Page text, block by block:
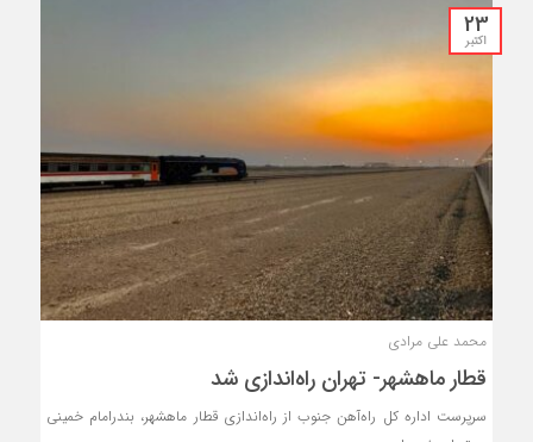
23
اکتبر
محمد علی مرادی
قطار ماهشهر- تهران راه‌اندازی شد
سرپرست اداره کل راه‌آهن جنوب از راه‌اندازی قطار ماهشهر، بندرامام خمینی